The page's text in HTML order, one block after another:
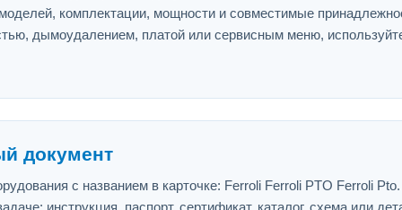
комплектации, мощности и совместимые
дымоудалением, платой или сервисным меню,
документ
с названием в карточке: Ferroli Ferroli PTO Ferroli Pto.
инструкция, паспорт, сертификат, каталог, схема или